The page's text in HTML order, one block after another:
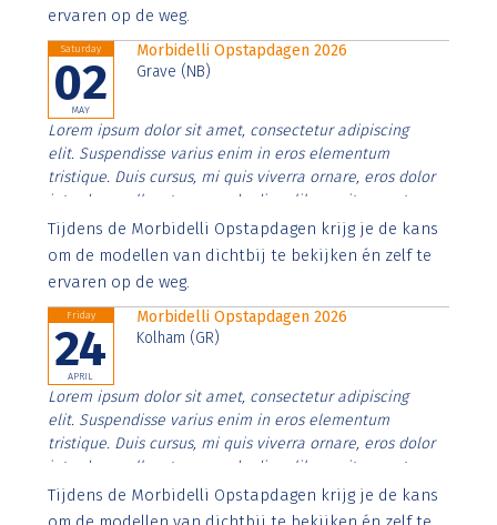
ervaren op de weg.
Saturday
02
MAY
Morbidelli Opstapdagen 2026
Grave (NB)
Lorem ipsum dolor sit amet, consectetur adipiscing
elit. Suspendisse varius enim in eros elementum
tristique. Duis cursus, mi quis viverra ornare, eros dolor
interdum nulla, ut commodo diam libero vitae erat.
Aenean faucibus nibh et justo cursus id rutrum lorem
imperdiet. Nunc ut sem vitae risus tristique posuere.
Tijdens de Morbidelli Opstapdagen krijg je de kans
om de modellen van dichtbij te bekijken én zelf te
ervaren op de weg.
Friday
24
APRIL
Morbidelli Opstapdagen 2026
Kolham (GR)
Lorem ipsum dolor sit amet, consectetur adipiscing
elit. Suspendisse varius enim in eros elementum
tristique. Duis cursus, mi quis viverra ornare, eros dolor
interdum nulla, ut commodo diam libero vitae erat.
Aenean faucibus nibh et justo cursus id rutrum lorem
imperdiet. Nunc ut sem vitae risus tristique posuere.
Tijdens de Morbidelli Opstapdagen krijg je de kans